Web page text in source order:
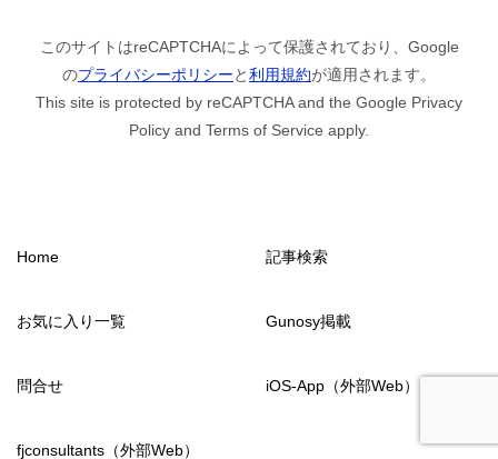
このサイトはreCAPTCHAによって保護されており、Google
のプライバシーポリシーと利用規約が適用されます。
This site is protected by reCAPTCHA and the Google Privacy
Policy and Terms of Service apply.
Home 記事検索
お気に入り一覧 Gunosy掲載
問合せ iOS-App（外部Web）
fjconsultants（外部Web）